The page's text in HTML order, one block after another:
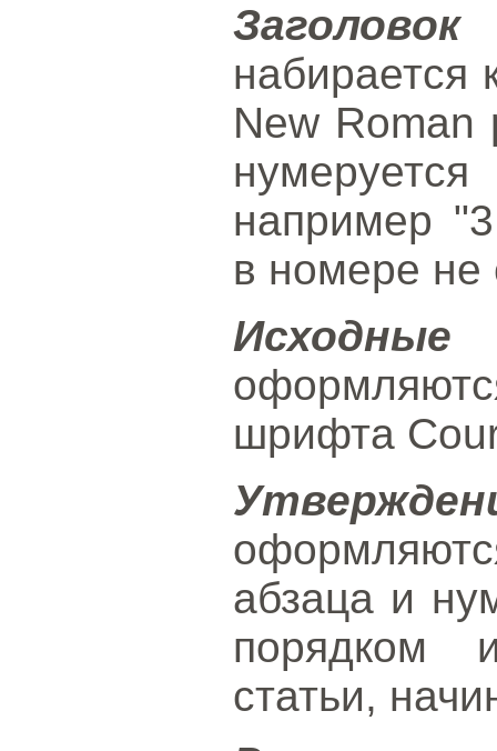
New Roman
например
в номере не
шрифта
абзаца и
порядком
статьи,